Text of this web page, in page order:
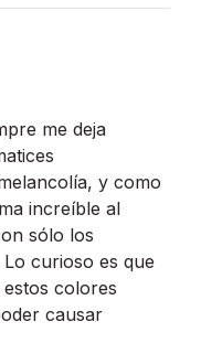
me deja
y como
increí­ble al
sólo los
curioso es que
colores
causar